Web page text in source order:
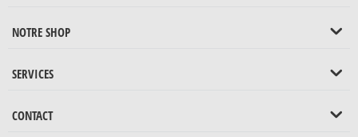
NOTRE SHOP
SERVICES
CONTACT